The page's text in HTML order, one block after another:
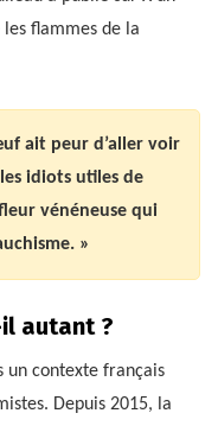
flammes de la
ait peur d’aller voir
idiots utiles de
vénéneuse qui
»
autant ?
un contexte français
Depuis 2015, la